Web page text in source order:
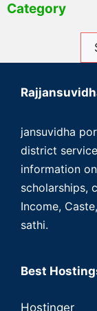
Category
jansuvidha
district
information
scholarships,
Income,
sathi.
Best
Hostinger